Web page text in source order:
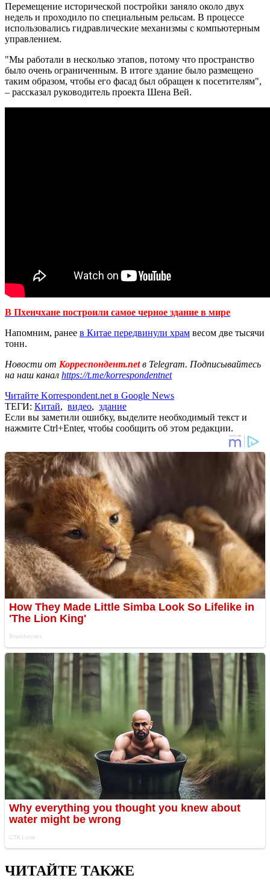
Перемещение исторической постройки заняло около двух
недель и проходило по специальным рельсам. В процессе
использовались гидравлические механизмы с компьютерным
управлением.
"Мы работали в несколько этапов, потому что пространство
было очень ограниченным. В итоге здание было размещено
таким образом, чтобы его фасад был обращен к посетителям",
– рассказал руководитель проекта Шена Вей.
В Пхенчхане построили самое черное здание в мире
Напомним, ранее в Китае передвинули храм весом две тысячи
тонн.
Новости от Корреспондент.netв Telegram. Подписывайтесь
на наш канал https://t.me/korrespondentnet
Читайте Korrespondent.net в Google News
ТЕГИ: Китай, видео, здание
Если вы заметили ошибку, выделите необходимый текст и
нажмите Ctrl+Enter, чтобы сообщить об этом редакции.
ЧИТАЙТЕ ТАКЖЕ